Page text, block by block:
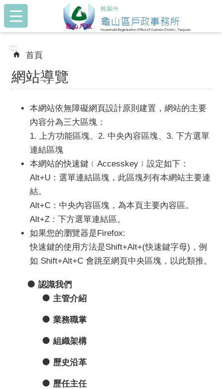
跳到主要內容區塊
:::
:::
首頁
網站導覽
本網站依無障礙網頁設計原則建置，網站的主要
內容分為三大區塊：
1. 上方功能區塊、2. 中央內容區塊、3. 下方選單
連結區塊
本網站的快速鍵﹝Accesskey﹞設定如下：
Alt+U：選單連結區塊，此區塊列有本網站主要連
結。
Alt+C：中央內容區塊，為本頁主要內容區。
Alt+Z：下方選單連結區。
如果您的瀏覽器是Firefox:
快速鍵的使用方法是Shift+Alt+(快速鍵字母)，例
如 Shift+Alt+C 會跳至網頁中央區塊，以此類推。
認識我們
主管介紹
業務職掌
組織架構
歷史沿革
歷任主任